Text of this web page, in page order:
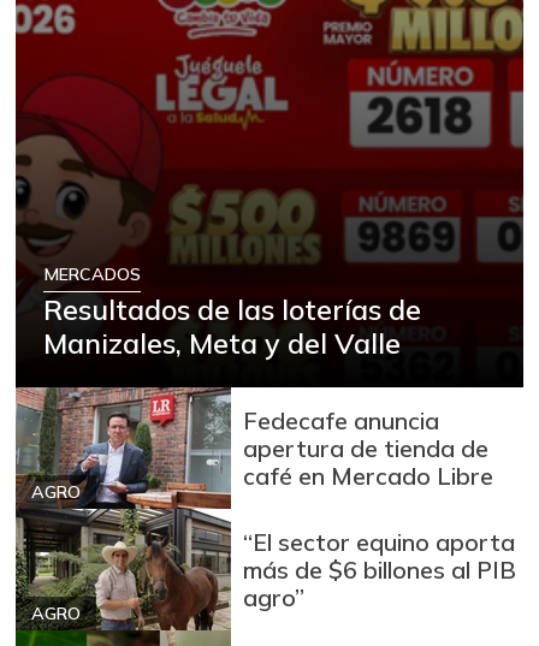
MERCADOS
Resultados de las loterías de
Manizales, Meta y del Valle
AGRO
Fedecafe anuncia
apertura de tienda de
café en Mercado Libre
AGRO
“El sector equino aporta
más de $6 billones al PIB
agro”